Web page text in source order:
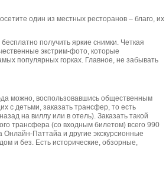
один из местных ресторанов – благо, их
получить яркие снимки. Четкая
экстрим-фото, которые
популярных горках. Главное, не забывать
можно, воспользовавшись общественным
с детьми, заказать трансфер, то есть
на виллу или в отель). Заказать такой
трансфера (со входным билетом) всего 990
Онлайн-Паттайа и другие экскурсионные
и без. Есть исторические, обзорные,